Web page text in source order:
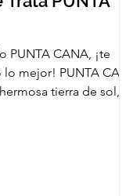
PUNTA CANA, ¡te
mejor! PUNTA CANA
tierra de sol,